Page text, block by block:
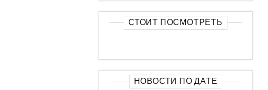
СТОИТ ПОСМОТРЕТЬ
НОВОСТИ ПО ДАТЕ